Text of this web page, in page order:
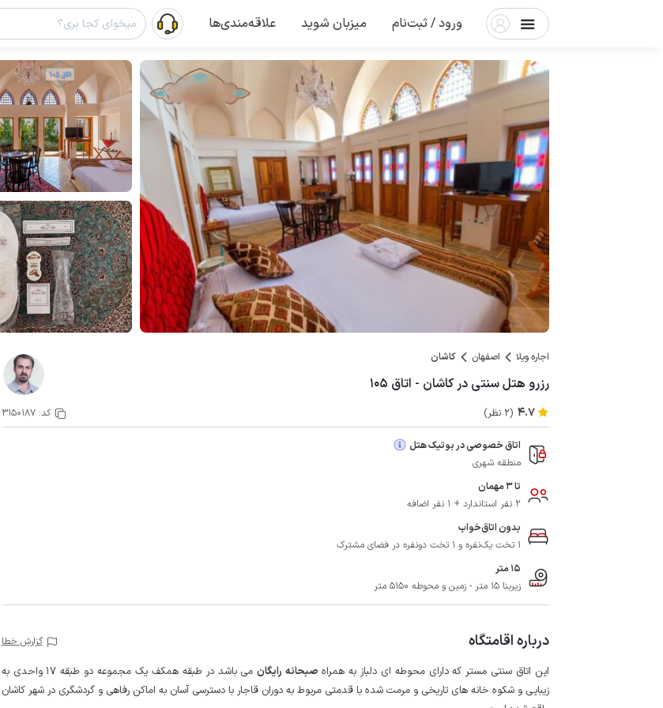
ورود / ثبت‌نام میزبان شوید علاقه‌مندی‌ها
اجاره ویلا اصفهان کاشان
رزرو هتل سنتی در کاشان - اتاق ۱۰۵
4.7 (2 نظر) کد:3150187
اتاق خصوصی در بوتیک هتل
منطقه شهری
تا 3 مهمان
2 نفر استاندارد + 1 نفر اضافه
بدون اتاق‌خواب
1 تخت یک‌نفره و 1 تخت دونفره در فضای مشترک
15 متر
زیربنا 15 متر - زمین و محوطه 5150 متر
درباره اقامتگاه گزارش خطا
این اتاق سنتی مستر که دارای محوطه ای دلباز به همراه صبحانه رایگان
می باشد در طبقه همکف یک مجموعه دو طبقه 17 واحدی به
زیبایی و شکوه خانه های تاریخی و مرمت شده با قدمتی مربوط به دوران قاجار با دسترسی آسان به اماکن رفاهی و گردشگری در شهر کاشان